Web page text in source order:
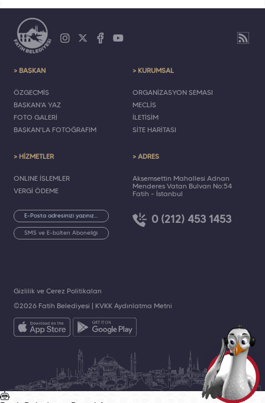
> BAŞKAN
ÖZGEÇMİŞ
BAŞKAN'A YAZ
FOTO GALERİ
BAŞKAN'LA FOTOĞRAFIM
> KURUMSAL
ORGANİZASYON ŞEMASI
MECLİS
İLETİŞİM
SİTE HARİTASI
> HİZMETLER
ONLINE İŞLEMLER
VERGİ ÖDEME
SMS ve E-bülten Aboneliği
> ADRES
Akşemsettin Mahallesi Adnan
Menderes Vatan Bulvarı No:54
Fatih - İstanbul
0 (212) 453 1453
©2026 Fatih Belediyesi | KVKK Aydınlatma Metni
Gizlilik ve Çerez Politikaları